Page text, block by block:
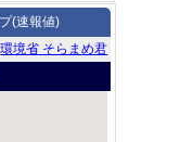
(速報値)
環境省 そらまめ君